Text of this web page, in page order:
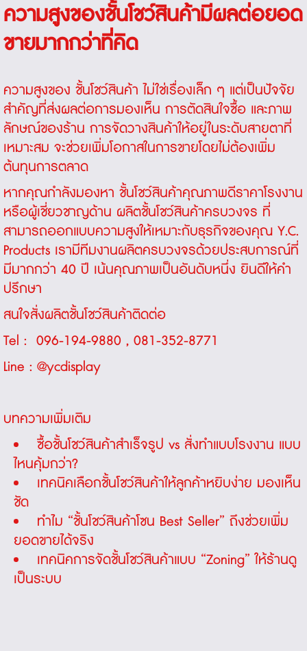
ความสูงของชั้นโชว์สินค้ามีผลต่อยอด
ขายมากกว่าที่คิด
ความสูงของ ชั้นโชว์สินค้า ไม่ใช่เรื่องเล็ก ๆ แต่เป็นปัจจัย
สำคัญที่ส่งผลต่อการมองเห็น การตัดสินใจซื้อ และภาพ
ลักษณ์ของร้าน การจัดวางสินค้าให้อยู่ในระดับสายตาที่
เหมาะสม จะช่วยเพิ่มโอกาสในการขายโดยไม่ต้องเพิ่ม
ต้นทุนการตลาด
หากคุณกำลังมองหา ชั้นโชว์สินค้าคุณภาพดีราคาโรงงาน
หรือผู้เชี่ยวชาญด้าน ผลิตชั้นโชว์สินค้าครบวงจร ที่
สามารถออกแบบความสูงให้เหมาะกับธุรกิจของคุณ Y.C.
Productsเรามีทีมงานผลิตครบวงจรด้วยประสบการณ์ที่
มีมากกว่า 40 ปี เน้นคุณภาพเป็นอันดับหนึ่ง ยินดีให้คำ
ปรึกษา
สนใจสั่งผลิตชั้นโชว์สินค้าติดต่อ
Tel : 096-194-9880, 081-352-8771
Line : @ycdisplay
บทความเพิ่มเติม
ซื้อชั้นโชว์สินค้าสำเร็จรูป vs สั่งทำแบบโรงงาน แบบ
ไหนคุ้มกว่า?
เทคนิคเลือกชั้นโชว์สินค้าให้ลูกค้าหยิบง่าย มองเห็น
ชัด
ทำไม “ชั้นโชว์สินค้าโซน Best Seller” ถึงช่วยเพิ่ม
ยอดขายได้จริง
เทคนิคการจัดชั้นโชว์สินค้าแบบ “Zoning” ให้ร้านดู
เป็นระบบ